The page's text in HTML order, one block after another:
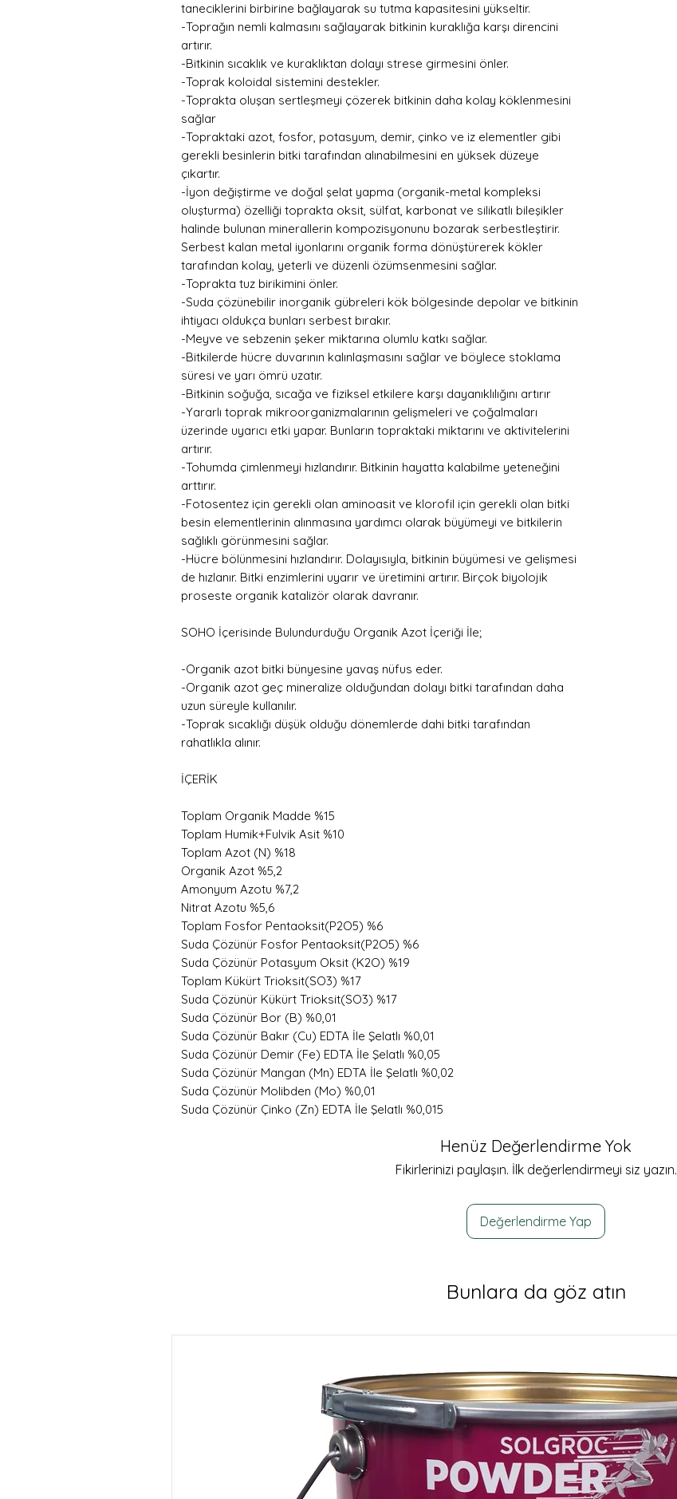
taneciklerini birbirine bağlayarak su tutma kapasitesini yükseltir.
-Toprağın nemli kalmasını sağlayarak bitkinin kuraklığa karşı direncini
artırır.
-Bitkinin sıcaklık ve kuraklıktan dolayı strese girmesini önler.
-Toprak koloidal sistemini destekler.
-Toprakta oluşan sertleşmeyi çözerek bitkinin daha kolay köklenmesini
sağlar
-Topraktaki azot, fosfor, potasyum, demir, çinko ve iz elementler gibi
gerekli besinlerin bitki tarafından alınabilmesini en yüksek düzeye
çıkartır.
-İyon değiştirme ve doğal şelat yapma (organik-metal kompleksi
oluşturma) özelliği toprakta oksit, sülfat, karbonat ve silikatlı bileşikler
halinde bulunan minerallerin kompozisyonunu bozarak serbestleştirir.
Serbest kalan metal iyonlarını organik forma dönüştürerek kökler
tarafından kolay, yeterli ve düzenli özümsenmesini sağlar.
-Toprakta tuz birikimini önler.
-Suda çözünebilir inorganik gübreleri kök bölgesinde depolar ve bitkinin
ihtiyacı oldukça bunları serbest bırakır.
-Meyve ve sebzenin şeker miktarına olumlu katkı sağlar.
-Bitkilerde hücre duvarının kalınlaşmasını sağlar ve böylece stoklama
süresi ve yarı ömrü uzatır.
-Bitkinin soğuğa, sıcağa ve fiziksel etkilere karşı dayanıklılığını artırır
-Yararlı toprak mikroorganizmalarının gelişmeleri ve çoğalmaları
üzerinde uyarıcı etki yapar. Bunların topraktaki miktarını ve aktivitelerini
artırır.
-Tohumda çimlenmeyi hızlandırır. Bitkinin hayatta kalabilme yeteneğini
arttırır.
-Fotosentez için gerekli olan aminoasit ve klorofil için gerekli olan bitki
besin elementlerinin alınmasına yardımcı olarak büyümeyi ve bitkilerin
sağlıklı görünmesini sağlar.
-Hücre bölünmesini hızlandırır. Dolayısıyla, bitkinin büyümesi ve gelişmesi
de hızlanır. Bitki enzimlerini uyarır ve üretimini artırır. Birçok biyolojik
proseste organik katalizör olarak davranır.
SOHO İçerisinde Bulundurduğu Organik Azot İçeriği İle;
-Organik azot bitki bünyesine yavaş nüfus eder.
-Organik azot geç mineralize olduğundan dolayı bitki tarafından daha
uzun süreyle kullanılır.
-Toprak sıcaklığı düşük olduğu dönemlerde dahi bitki tarafından
rahatlıkla alınır.
İÇERİK
Toplam Organik Madde %15
Toplam Humik+Fulvik Asit %10
Toplam Azot (N) %18
Organik Azot %5,2
Amonyum Azotu %7,2
Nitrat Azotu %5,6
Toplam Fosfor Pentaoksit(P2O5) %6
Suda Çözünür Fosfor Pentaoksit(P2O5) %6
Suda Çözünür Potasyum Oksit (K2O) %19
Toplam Kükürt Trioksit(SO3) %17
Suda Çözünür Kükürt Trioksit(SO3) %17
Suda Çözünür Bor (B) %0,01
Suda Çözünür Bakır (Cu) EDTA İle Şelatlı %0,01
Suda Çözünür Demir (Fe) EDTA İle Şelatlı %0,05
Suda Çözünür Mangan (Mn) EDTA İle Şelatlı %0,02
Suda Çözünür Molibden (Mo) %0,01
Suda Çözünür Çinko (Zn) EDTA İle Şelatlı %0,015
Henüz Değerlendirme Yok
Fikirlerinizi paylaşın. İlk değerlendirmeyi siz yazın.
Değerlendirme Yap
Bunlara da göz atın